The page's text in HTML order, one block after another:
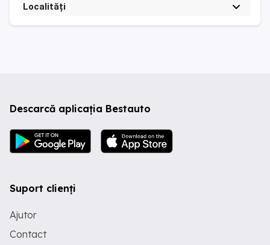
Localități
Descarcă aplicația Bestauto
Suport clienți
Ajutor
Contact